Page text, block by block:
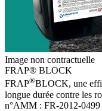
Image non contractuelle
FRAP® BLOCK
FRAP®BLOCK, une
longue durée contre les
n°AMM : FR-2012-0499